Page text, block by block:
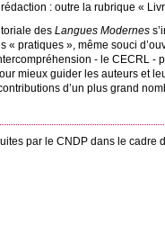
: outre la rubrique «
des Langues Modernes
« pratiques », même souci
- le CECRL -
mieux guider les auteurs et
d’un plus grand
par le CNDP dans le cadre